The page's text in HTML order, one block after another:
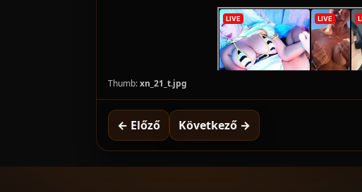
Thumb:xn_21_t.jpg
← Előző Következő →